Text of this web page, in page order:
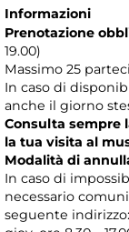
Informazioni
Prenotazione
19.00)
Massimo 25
In caso di
anche il giorno
Consulta sempre
la tua visita al
Modalità di
In caso di
necessario
seguente indirizzo: